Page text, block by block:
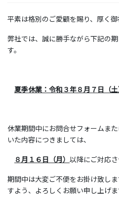
平素は格別のご愛顧を賜り、厚く御
弊社では、誠に勝手ながら下記の
す。
夏季休業： 令和３年８月７日（土
休業期間中にお問合せフォームま
いた内容につきましては、
８月１６日（月） 以降にご対応さ
期間中は大変ご不便をお掛け致し
すよう、よろしくお願い申し上げま